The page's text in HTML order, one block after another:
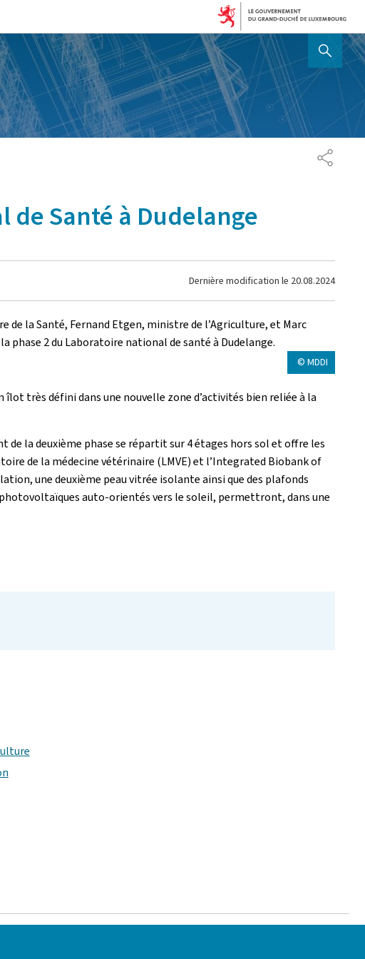
AFFICHER / MASQUER
Santé à Dudelange
Dernière modification le 20.08.2024
de la Santé, Fernand Etgen, ministre de l’Agriculture, et Marc
phase 2 du Laboratoire national de santé à Dudelange.
© MDDI
très défini dans une nouvelle zone d’activités bien reliée à la
la deuxième phase se répartit sur 4 étages hors sol et offre les
de la médecine vétérinaire (LMVE) et l’Integrated Biobank of
une deuxième peau vitrée isolante ainsi que des plafonds
auto-orientés vers le soleil, permettront, dans une